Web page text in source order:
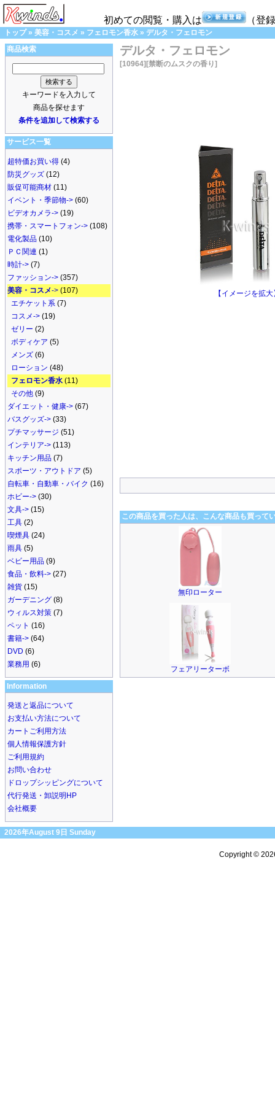
初めての閲覧・購入は （登
トップ» 美容・コスメ » フェロモン香水 » デルタ・フェロモン
商品検索
キーワードを入力して
商品を探せます
条件を追加して検索する
サービス一覧
超特価お買い得 (4)
防災グッズ (12)
販促可能商材 (11)
イベント・季節物-> (60)
ビデオカメラ-> (19)
携帯・スマートフォン-> (108)
電化製品 (10)
ＰＣ関連 (1)
時計-> (7)
ファッション-> (357)
美容・コスメ-> (107)
エチケット系 (7)
コスメ-> (19)
ゼリー (2)
ボディケア (5)
メンズ (6)
ローション (48)
フェロモン香水 (11)
その他 (9)
ダイエット・健康-> (67)
バスグッズ-> (33)
プチマッサージ (51)
インテリア-> (113)
キッチン用品 (7)
スポーツ・アウトドア (5)
自転車・自動車・バイク (16)
ホビー-> (30)
文具-> (15)
工具 (2)
喫煙具 (24)
雨具 (5)
ベビー用品 (9)
食品・飲料-> (27)
雑貨 (15)
ガーデニング (8)
ウィルス対策 (7)
ペット (16)
書籍-> (64)
DVD (6)
業務用 (6)
Information
発送と返品について
お支払い方法について
カートご利用方法
個人情報保護方針
ご利用規約
お問い合わせ
ドロップシッピングについて
代行発送・卸説明HP
会社概要
デルタ・フェロモン
[10964] [禁断のムスクの香り]
【イメージを拡大
この商品を買った人は、こんな商品も買って
無印ローター
フェアリーターボ
2026年August 9日 Sunday
Copyright ©